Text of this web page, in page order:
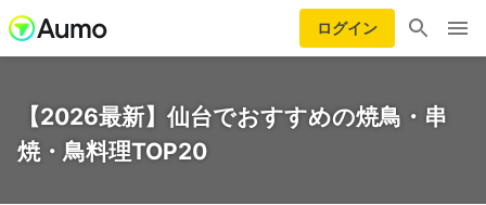
ログイン
【2026最新】仙台でおすすめの焼鳥・串
焼・鳥料理TOP20